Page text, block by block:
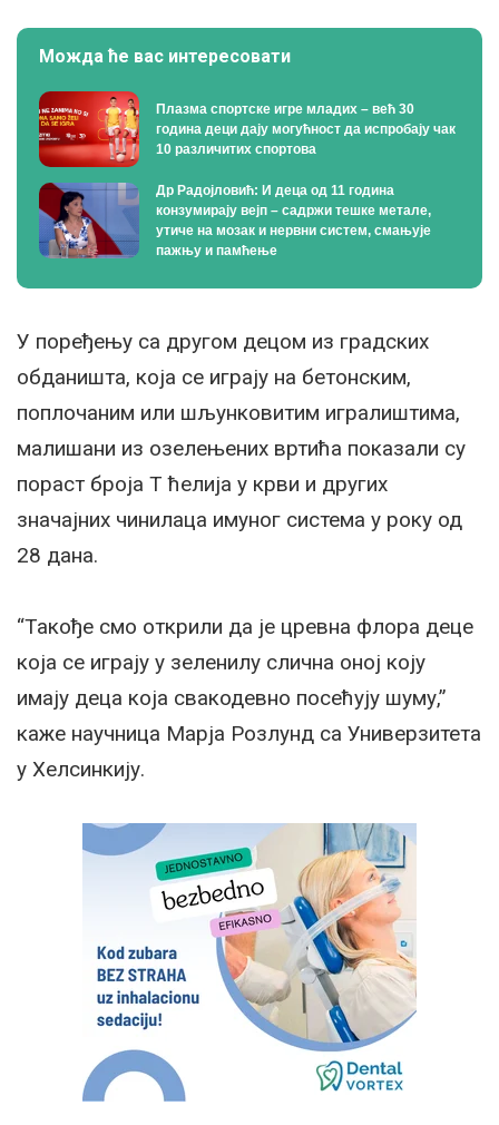
Можда ће вас интересовати
Плазма спортске игре младих – већ 30
година деци дају могућност да испробају чак
10 различитих спортова
Др Радојловић: И деца од 11 година
конзумирају вејп – садржи тешке метале,
утиче на мозак и нервни систем, смањује
пажњу и памћење
У поређењу са другом децом из градских
обданишта, која се играју на бетонским,
поплочаним или шљунковитим игралиштима,
малишани из озелењених вртића показали су
пораст броја Т ћелија у крви и других
значајних чинилаца имуног система у року од
28 дана.
“Такође смо открили да је цревна флора деце
која се играју у зеленилу слична оној коју
имају деца која свакодевно посећују шуму,”
каже научница Марја Розлунд са Универзитета
у Хелсинкију.